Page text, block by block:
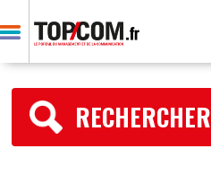
RECHERCHER